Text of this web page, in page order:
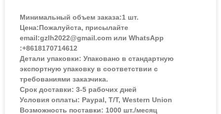
Минимальный объем заказа:1 шт.
Цена:Пожалуйста, присылайте
email:gzlh2022@gmail.com или WhatsApp
:+8618170714612
Детали упаковки: Упаковано в стандартную
экспортную упаковку в соответствии с
требованиями заказчика.
Срок доставки: 3-5 рабочих дней
Условия оплаты: Paypal, T/T, Western Union
Возможность поставки: 1000 шт./месяц